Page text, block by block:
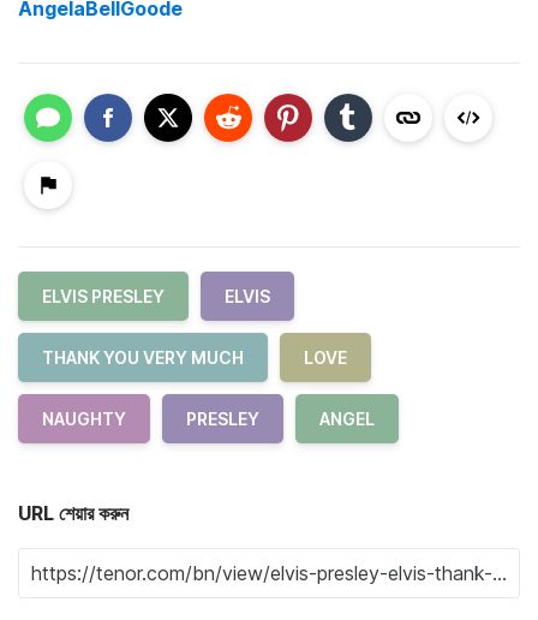
AngelaBellGoode
ELVIS PRESLEY ELVIS
THANK YOU VERY MUCH LOVE
NAUGHTY PRESLEY ANGEL
URL শেয়ার করুন